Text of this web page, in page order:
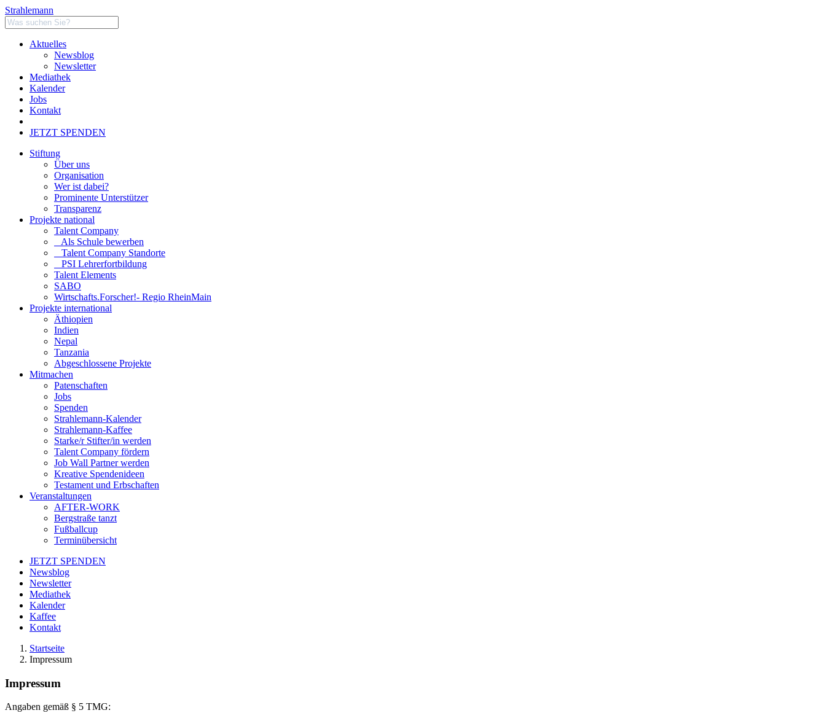
Strahlemann
Aktuelles
Newsblog
Newsletter
Mediathek
Kalender
Jobs
Kontakt
JETZT SPENDEN
Stiftung
Über uns
Organisation
Wer ist dabei?
Prominente Unterstützer
Transparenz
Projekte national
Talent Company
Als Schule bewerben
Talent Company Standorte
PSI Lehrerfortbildung
Talent Elements
SABO
Wirtschafts.Forscher!- Regio RheinMain
Projekte international
Äthiopien
Indien
Nepal
Tanzania
Abgeschlossene Projekte
Mitmachen
Patenschaften
Jobs
Spenden
Strahlemann-Kalender
Strahlemann-Kaffee
Starke/r Stifter/in werden
Talent Company fördern
Job Wall Partner werden
Kreative Spendenideen
Testament und Erbschaften
Veranstaltungen
AFTER-WORK
Bergstraße tanzt
Fußballcup
Terminübersicht
JETZT SPENDEN
Newsblog
Newsletter
Mediathek
Kalender
Kaffee
Kontakt
Startseite
Impressum
Impressum
Angaben gemäß § 5 TMG: